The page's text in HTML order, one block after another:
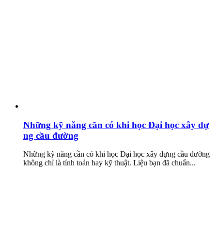
Những kỹ năng cần có khi học Đại học xây dự
ng cầu đường
Những kỹ năng cần có khi học Đại học xây dựng cầu đường
không chỉ là tính toán hay kỹ thuật. Liệu bạn đã chuẩn...